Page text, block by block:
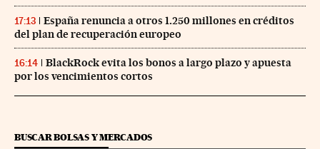
17:13
España renuncia a otros 1.250 millones en créditos
del plan de recuperación europeo
16:14
BlackRock evita los bonos a largo plazo y apuesta
por los vencimientos cortos
BUSCAR BOLSAS Y MERCADOS